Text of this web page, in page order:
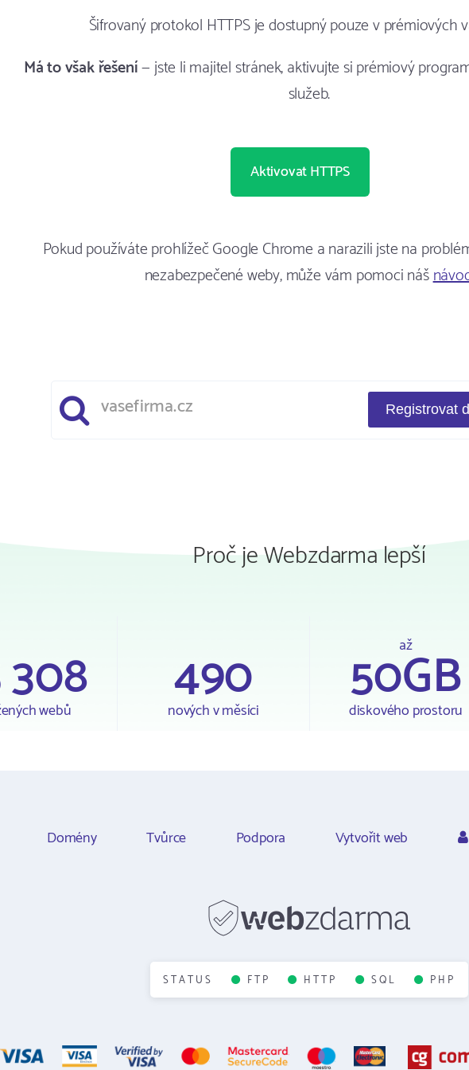
Šifrovaný protokol HTTPS je dostupný pouze v prémiových
Má to však řešení— jste li majitel stránek, aktivujte si prémiový
služeb.
Aktivovat HTTPS
Pokud používáte prohlížeč Google Chrome a narazili jste na
nezabezpečené weby, může vám pomoci náš
Proč je Webzdarma lepší
webů 490
nových v měsíci
až
50GB
diskového prostoru
Domény Tvůrce Podpora Vytvořit web
STATUS FTP HTTP SQL PHP